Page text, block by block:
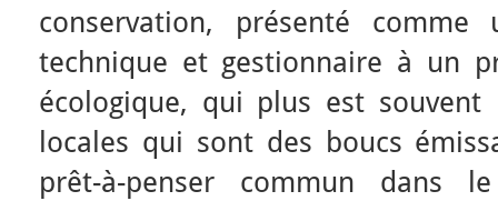
conservation, présenté comme
technique et gestionnaire à un
écologique, qui plus est
locales qui sont des boucs
prêt-à-penser commun dans